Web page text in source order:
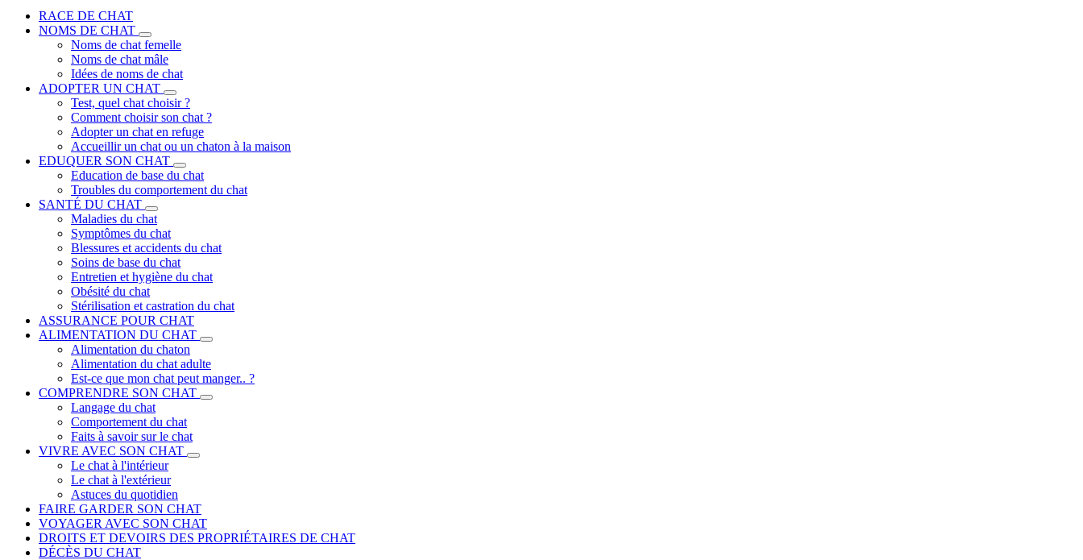
RACE DE CHAT
NOMS DE CHAT
Noms de chat femelle
Noms de chat mâle
Idées de noms de chat
ADOPTER UN CHAT
Test, quel chat choisir ?
Comment choisir son chat ?
Adopter un chat en refuge
Accueillir un chat ou un chaton à la maison
EDUQUER SON CHAT
Education de base du chat
Troubles du comportement du chat
SANTÉ DU CHAT
Maladies du chat
Symptômes du chat
Blessures et accidents du chat
Soins de base du chat
Entretien et hygiène du chat
Obésité du chat
Stérilisation et castration du chat
ASSURANCE POUR CHAT
ALIMENTATION DU CHAT
Alimentation du chaton
Alimentation du chat adulte
Est-ce que mon chat peut manger.. ?
COMPRENDRE SON CHAT
Langage du chat
Comportement du chat
Faits à savoir sur le chat
VIVRE AVEC SON CHAT
Le chat à l'intérieur
Le chat à l'extérieur
Astuces du quotidien
FAIRE GARDER SON CHAT
VOYAGER AVEC SON CHAT
DROITS ET DEVOIRS DES PROPRIÉTAIRES DE CHAT
DÉCÈS DU CHAT